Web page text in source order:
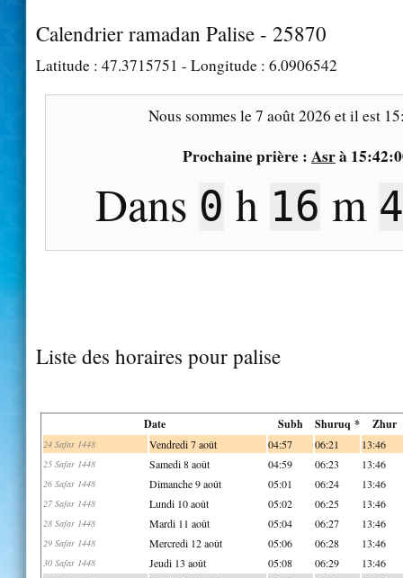
Calendrier ramadan Palise - 25870
Latitude : 47.3715751 - Longitude : 6.0906542
Nous sommes le7 août 2026 et il est
Prochaine prière : Asrà
Dans 0 h 16 m
Liste des horaires pour palise
Date Subh Shuruq * Zhur
24 Safar 1448 Vendredi 7 août 04:57 06:21 13:46
25 Safar 1448 Samedi 8 août 04:59 06:23 13:46
26 Safar 1448 Dimanche 9 août 05:01 06:24 13:46
27 Safar 1448 Lundi 10 août 05:02 06:25 13:46
28 Safar 1448 Mardi 11 août 05:04 06:27 13:46
29 Safar 1448 Mercredi 12 août 05:06 06:28 13:46
30 Safar 1448 Jeudi 13 août 05:08 06:29 13:46